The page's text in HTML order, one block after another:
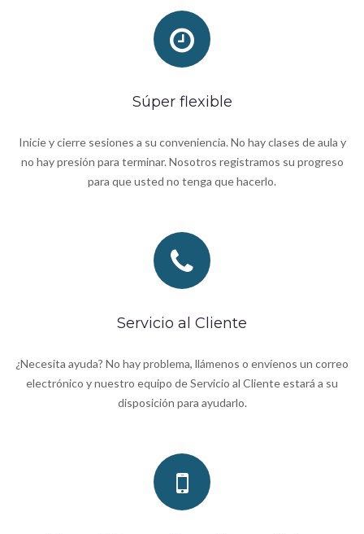
Súper flexible
Inicie y cierre sesiones a su conveniencia. No hay clases de aula y
no hay presión para terminar. Nosotros registramos su progreso
para que usted no tenga que hacerlo.
Servicio al Cliente
¿Necesita ayuda? No hay problema, llámenos o envíenos un correo
electrónico y nuestro equipo de Servicio al Cliente estará a su
disposición para ayudarlo.